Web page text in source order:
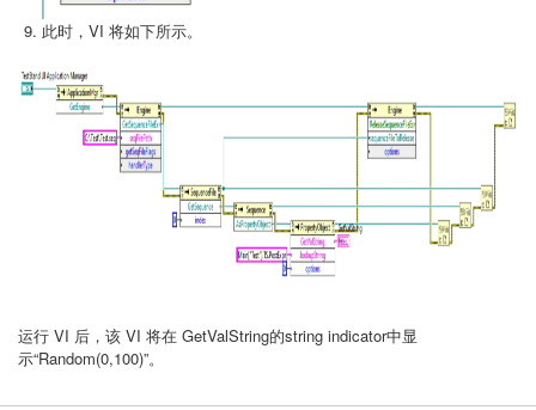
此时，VI 将如下所示。
运行 VI 后，该 VI 将在 GetValString的string indicator中显
示“Random(0,100)”。